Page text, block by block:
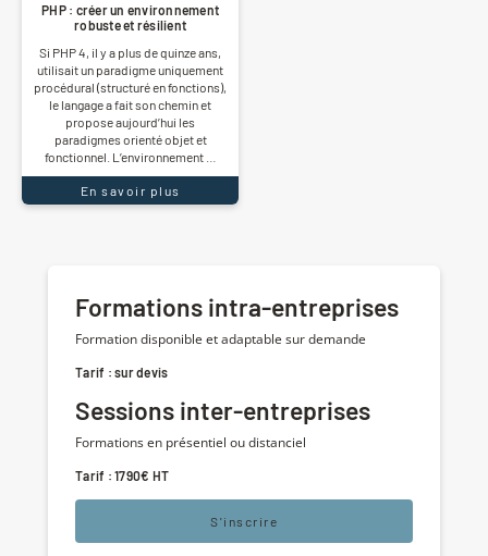
Formations intra-entreprises
Formation disponible et adaptable sur demande
Tarif : sur devis
Sessions inter-entreprises
Formations en présentiel ou distanciel
Tarif : 1790€ HT
S'inscrire
PHP : créer un environnement
robuste et résilient
Si PHP 4, il y a plus de quinze ans,
utilisait un paradigme uniquement
procédural (structuré en fonctions),
le langage a fait son chemin et
propose aujourd’hui les
paradigmes orienté objet et
fonctionnel. L’environnement …
En savoir plus